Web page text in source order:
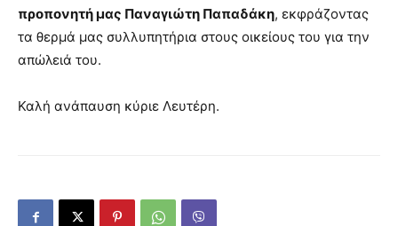
προπονητή μας Παναγιώτη Παπαδάκη, εκφράζοντας
τα θερμά μας συλλυπητήρια στους οικείους του για την
απώλειά του.
Καλή ανάπαυση κύριε Λευτέρη.